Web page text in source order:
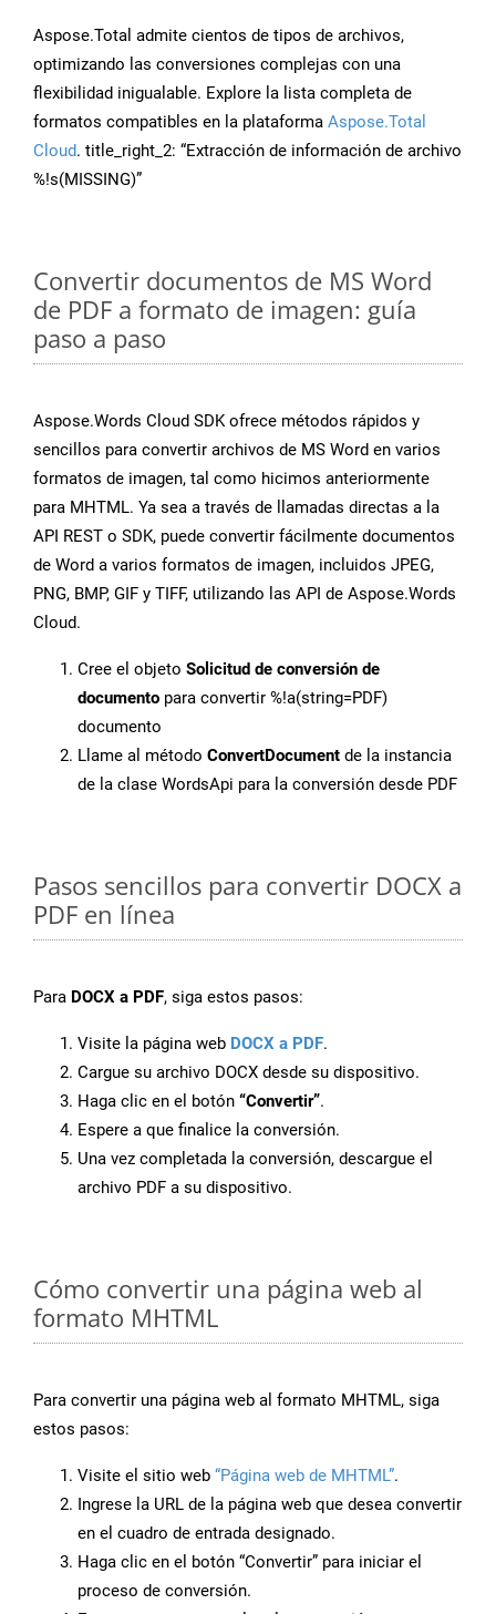
Aspose.Total admite cientos de tipos de archivos,
optimizando las conversiones complejas con una
flexibilidad inigualable. Explore la lista completa de
formatos compatibles en la plataforma Aspose.Total
Cloud. title_right_2: “Extracción de información de archivo
%!s(MISSING)”
Convertir documentos de MS Word
de PDF a formato de imagen: guía
paso a paso
Aspose.Words Cloud SDK ofrece métodos rápidos y
sencillos para convertir archivos de MS Word en varios
formatos de imagen, tal como hicimos anteriormente
para MHTML. Ya sea a través de llamadas directas a la
API REST o SDK, puede convertir fácilmente documentos
de Word a varios formatos de imagen, incluidos JPEG,
PNG, BMP, GIF y TIFF, utilizando las API de Aspose.Words
Cloud.
Cree el objeto Solicitud de conversión de
documento para convertir %!a(string=PDF)
documento
Llame al método ConvertDocument de la instancia
de la clase WordsApi para la conversión desde PDF
Pasos sencillos para convertir DOCX a
PDF en línea
Para DOCX a PDF, siga estos pasos:
Visite la página web DOCX a PDF.
Cargue su archivo DOCX desde su dispositivo.
Haga clic en el botón “Convertir”.
Espere a que finalice la conversión.
Una vez completada la conversión, descargue el
archivo PDF a su dispositivo.
Cómo convertir una página web al
formato MHTML
Para convertir una página web al formato MHTML, siga
estos pasos:
Visite el sitio web “Página web de MHTML”.
Ingrese la URL de la página web que desea convertir
en el cuadro de entrada designado.
Haga clic en el botón “Convertir” para iniciar el
proceso de conversión.